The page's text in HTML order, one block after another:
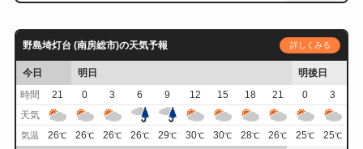
野島埼灯台 (南房総市)の天気予報 詳しくみる
今日 明日
明後日
時間
21 0 3 6 9 12 15 18 21 0
3
天気
気温 26℃ 26℃ 26℃ 26℃ 29℃ 30℃ 30℃ 28℃ 26℃ 25℃ 25℃